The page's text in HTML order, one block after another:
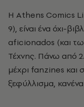
Η Athens Comics
9), είναι ένα όχι-
aficionados (και
Τέχνης. Πάνω από
μέχρι fanzines και
ξεφύλλισμα,